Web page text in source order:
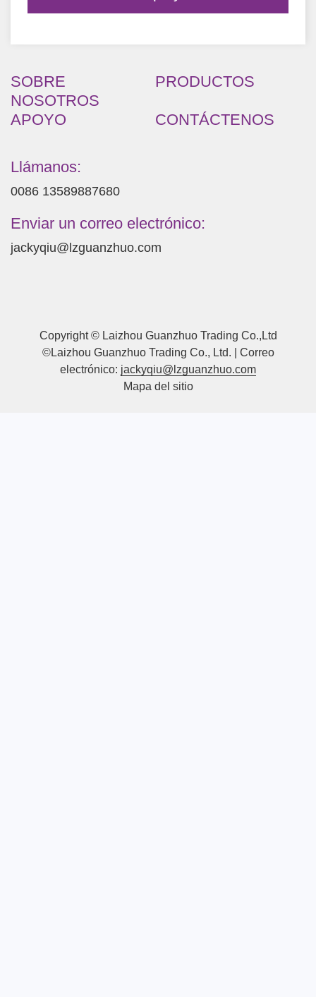
SOBRE
NOSOTROS
PRODUCTOS
APOYO CONTÁCTENOS
Llámanos:
0086 13589887680
Enviar un correo electrónico:
jackyqiu@lzguanzhuo.com
Copyright © Laizhou Guanzhuo Trading Co.,Ltd
©Laizhou Guanzhuo Trading Co., Ltd. | Correo
electrónico: jackyqiu@lzguanzhuo.com
Mapa del sitio